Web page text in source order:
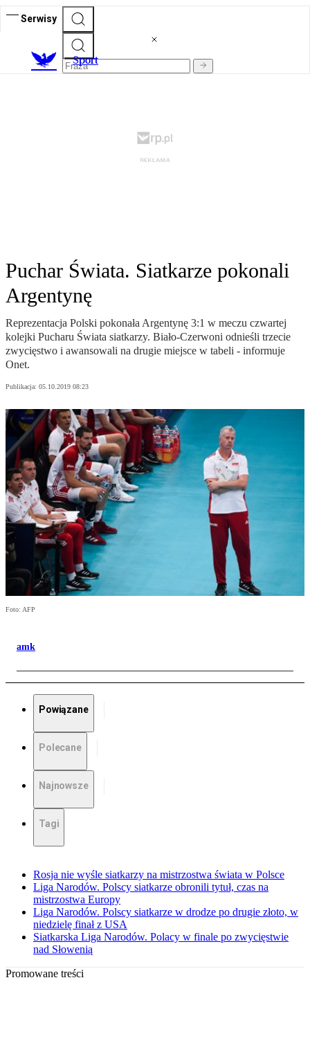
Serwisy
Sport
Puchar Świata. Siatkarze pokonali
Argentynę
Reprezentacja Polski pokonała Argentynę 3:1 w meczu czwartej
kolejki Pucharu Świata siatkarzy. Biało-Czerwoni odnieśli trzecie
zwycięstwo i awansowali na drugie miejsce w tabeli - informuje
Onet.
Publikacja: 05.10.2019 08:23
Foto: AFP
amk
Powiązane
Polecane
Najnowsze
Tagi
Rosja nie wyśle siatkarzy na mistrzostwa świata w Polsce
Liga Narodów. Polscy siatkarze obronili tytuł, czas na
mistrzostwa Europy
Liga Narodów. Polscy siatkarze w drodze po drugie złoto, w
niedzielę finał z USA
Siatkarska Liga Narodów. Polacy w finale po zwycięstwie
nad Słowenią
Promowane treści